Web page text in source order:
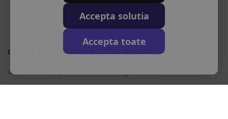
Vizitati Spania
Vizitati Croatia
CELE MAI CAUTATE STATIUNI
Hoteluri in Albena
L-S: 9-18
Accepta solutia
Accepta toate